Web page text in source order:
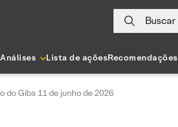
Buscar
Análises Lista de açõesRecomendações
do Giba 11 de junho de 2026